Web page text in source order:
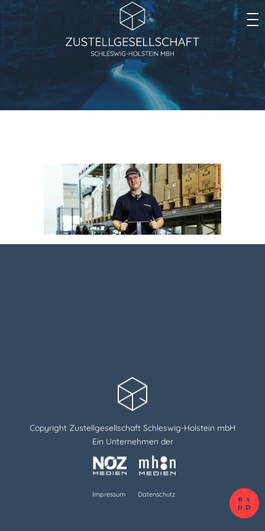
Copyright Zustellgesellschaft Schleswig-Holstein mbH
Ein Unternehmen der
Impressum Datenschutz